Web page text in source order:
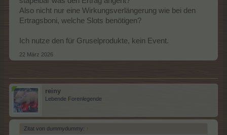
Also nicht nur eine Wirkungsverlängerung wie bei den
Ertragsboni, welche Slots benötigen?
Ich nutze den für Gruselprodukte, kein Event.
22 März 2026
reiny
Lebende Forenlegende
Zitat von dummydummy: ↑